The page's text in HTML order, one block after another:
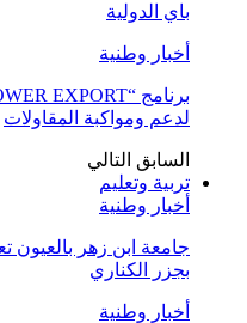
باي الدولية
أخبار وطنية
لدعم ومواكبة المقاولات
السابق التالي
تربية وتعليم
أخبار وطنية
جامعة ابن زهر بالعيون
بجزر الكناري
أخبار وطنية